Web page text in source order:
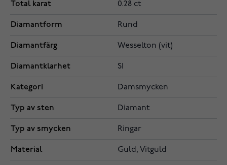
Total karat 0.28 ct
Diamantform Rund
Diamantfärg Wesselton (vit)
Diamantklarhet SI
Kategori Damsmycken
Typ av sten Diamant
Typ av smycken Ringar
Material Guld, Vitguld